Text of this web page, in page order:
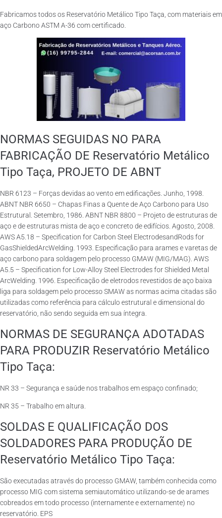
Fabricamos todos os Reservatório Metálico Tipo Taça, com materiais em
aço Carbono ASTM A-36 com certificado.
NORMAS SEGUIDAS NO PARA
FABRICAÇÃO DE Reservatório Metálico
Tipo Taça, PROJETO DE ABNT
NBR 6123 – Forças devidas ao vento em edificações. Junho, 1998.
ABNT NBR 6650 – Chapas Finas a Quente de Aço Carbono para Uso
Estrutural. Setembro, 1986. ABNT NBR 8800 – Projeto de estruturas de
aço e de estruturas mista de aço e concreto de edifícios. Agosto, 2008.
AWS A5.18 – Specification for Carbon Steel ElectrodesandRods for
GasShieldedArcWelding. 1993. Especificação para arames e varetas de
aço carbono para soldagem pelo processo GMAW (MIG/MAG). AWS
A5.5 – Specification for Low-Alloy Steel Electrodes for Shielded Metal
ArcWelding. 1996. Especificação de eletrodos revestidos de aço baixa
liga para soldagem pelo processo SMAW as normas acima citadas são
utilizadas como referência para cálculo estrutural e dimensional do
reservatório, não sendo seguida em sua íntegra.
NORMAS DE SEGURANÇA ADOTADAS
PARA PRODUZIR Reservatório Metálico
Tipo Taça:
NR 33 – Segurança e saúde nos trabalhos em espaço confinado;
NR 35 – Trabalho em altura.
SOLDAS E QUALIFICAÇÃO DOS
SOLDADORES PARA PRODUÇÃO DE
Reservatório Metálico Tipo Taça:
São executadas através do processo GMAW, também conhecida como
processo MIG com sistema semiautomático utilizando-se de arames
cobreados em todo processo (internamente e externamente) no
reservatório. EPS